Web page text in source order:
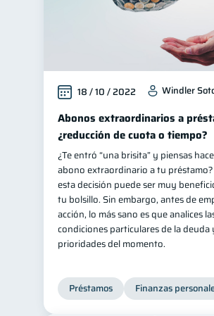
18 / 10 / 2022 Windler
Abonos extraordinarios a
¿reducción de cuota o tiempo?
¿Te entró “una brisita” y piensas
abono extraordinario a tu préstamo?
esta decisión puede ser muy
tu bolsillo. Sin embargo, antes de
acción, lo más sano es que analices
condiciones particulares de la deuda
prioridades del momento.
Préstamos Finanzas